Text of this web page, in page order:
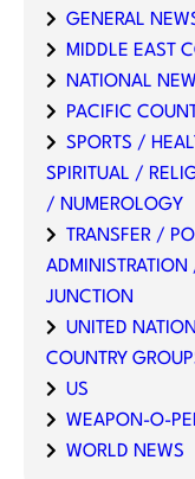
GENERAL
MIDDLE EAST
NATIONAL
PACIFIC
SPORTS /
SPIRITUAL /
/ NUMEROLOGY
TRANSFER /
JUNCTION
UNITED
COUNTRY
US
WEAPON-O-
WORLD NEWS